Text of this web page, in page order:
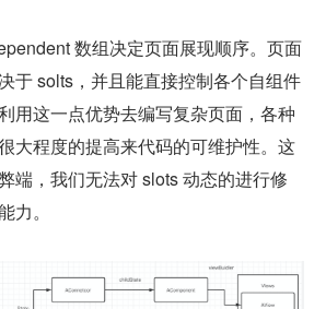
数组决定页面展现顺序。页面
于 solts，并且能直接控制各个自组件
用这一点优势去编写复杂页面，各种
大程度的提高来代码的可维护性。这
端，我们无法对 slots 动态的进行修
力。